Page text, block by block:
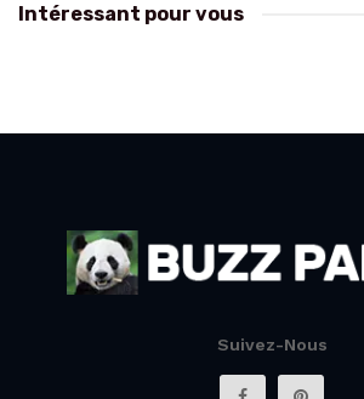
Intéressant pour vous
Suivez-Nous